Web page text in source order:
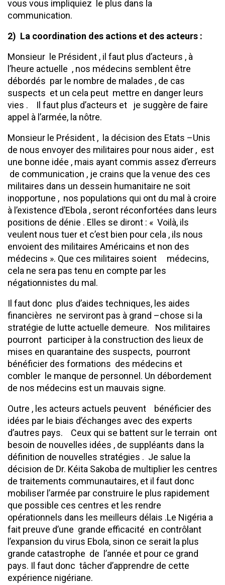
vous vous impliquiez le plus dans la
communication.
2) La coordination des actions et des acteurs :
Monsieur le Président , il faut plus d’acteurs , à
l’heure actuelle , nos médecins semblent être
débordés par le nombre de malades , de cas
suspects et un cela peut mettre en danger leurs
vies . Il faut plus d’acteurs et je suggère de faire
appel à l’armée, la nôtre.
Monsieur le Président , la décision des Etats –Unis
de nous envoyer des militaires pour nous aider , est
une bonne idée , mais ayant commis assez d’erreurs
de communication , je crains que la venue des ces
militaires dans un dessein humanitaire ne soit
inopportune , nos populations qui ont du mal à croire
à l’existence d’Ebola , seront réconfortées dans leurs
positions de dénie . Elles se diront : « Voilà, ils
veulent nous tuer et c’est bien pour cela , ils nous
envoient des militaires Américains et non des
médecins ». Que ces militaires soient médecins,
cela ne sera pas tenu en compte par les
négationnistes du mal.
Il faut donc plus d’aides techniques, les aides
financières ne serviront pas à grand –chose si la
stratégie de lutte actuelle demeure. Nos militaires
pourront participer à la construction des lieux de
mises en quarantaine des suspects, pourront
bénéficier des formations des médecins et
combler le manque de personnel. Un débordement
de nos médecins est un mauvais signe.
Outre , les acteurs actuels peuvent bénéficier des
idées par le biais d’échanges avec des experts
d’autres pays. Ceux qui se battent sur le terrain ont
besoin de nouvelles idées , de suppléants dans la
définition de nouvelles stratégies . Je salue la
décision de Dr. Kéita Sakoba de multiplier les centres
de traitements communautaires, et il faut donc
mobiliser l’armée par construire le plus rapidement
que possible ces centres et les rendre
opérationnels dans les meilleurs délais .Le Nigéria a
fait preuve d’une grande efficacité en contrôlant
l’expansion du virus Ebola, sinon ce serait la plus
grande catastrophe de l’année et pour ce grand
pays. Il faut donc tâcher d’apprendre de cette
expérience nigériane.